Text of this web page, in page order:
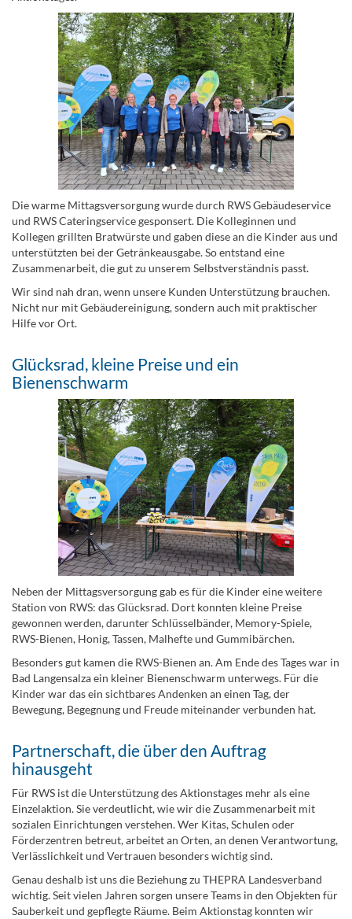
Die warme Mittagsversorgung wurde durch RWS Gebäudeservice
und RWS Cateringservice gesponsert. Die Kolleginnen und
Kollegen grillten Bratwürste und gaben diese an die Kinder aus und
unterstützten bei der Getränkeausgabe. So entstand eine
Zusammenarbeit, die gut zu unserem Selbstverständnis passt.
Wir sind nah dran, wenn unsere Kunden Unterstützung brauchen.
Nicht nur mit Gebäudereinigung, sondern auch mit praktischer
Hilfe vor Ort.
Glücksrad, kleine Preise und ein
Bienenschwarm
Neben der Mittagsversorgung gab es für die Kinder eine weitere
Station von RWS: das Glücksrad. Dort konnten kleine Preise
gewonnen werden, darunter Schlüsselbänder, Memory-Spiele,
RWS-Bienen, Honig, Tassen, Malhefte und Gummibärchen.
Besonders gut kamen die RWS-Bienen an. Am Ende des Tages war in
Bad Langensalza ein kleiner Bienenschwarm unterwegs. Für die
Kinder war das ein sichtbares Andenken an einen Tag, der
Bewegung, Begegnung und Freude miteinander verbunden hat.
Partnerschaft, die über den Auftrag
hinausgeht
Für RWS ist die Unterstützung des Aktionstages mehr als eine
Einzelaktion. Sie verdeutlicht, wie wir die Zusammenarbeit mit
sozialen Einrichtungen verstehen. Wer Kitas, Schulen oder
Förderzentren betreut, arbeitet an Orten, an denen Verantwortung,
Verlässlichkeit und Vertrauen besonders wichtig sind.
Genau deshalb ist uns die Beziehung zu THEPRA Landesverband
wichtig. Seit vielen Jahren sorgen unsere Teams in den Objekten für
Sauberkeit und gepflegte Räume. Beim Aktionstag konnten wir